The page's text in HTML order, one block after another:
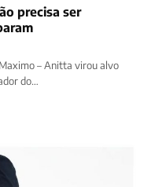
precisa ser
– Anitta virou alvo
do…